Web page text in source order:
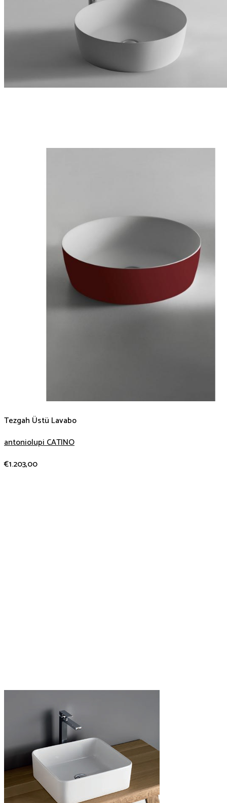
Tezgah Üstü Lavabo
antoniolupi CATINO
€1.203,00